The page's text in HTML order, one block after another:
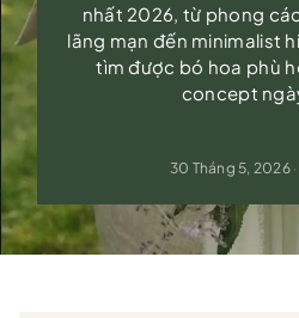
nhất 2026, từ phong
lãng mạn đến minimalist
tìm được bó hoa phù
concept
30 Tháng 5, 2026 ·